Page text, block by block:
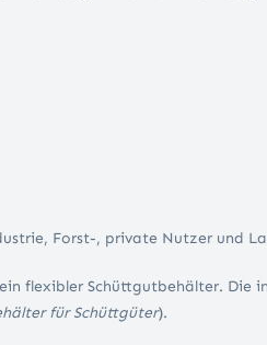
Forst-, private Nutzer und
flexibler Schüttgutbehälter. Die
für Schüttgüter).